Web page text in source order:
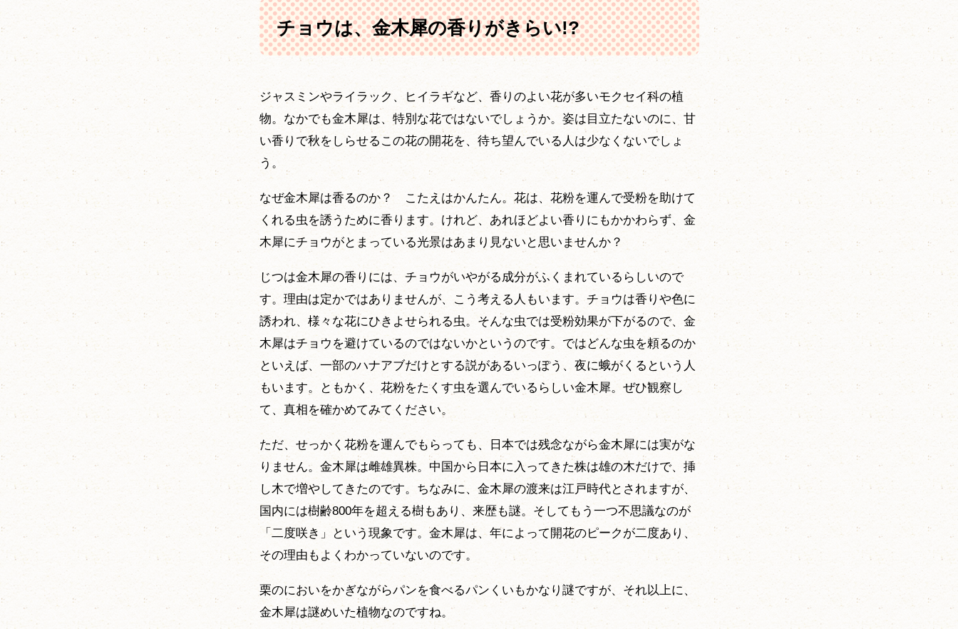
チョウは、金木犀の香りがきらい!?
ジャスミンやライラック、ヒイラギなど、香りのよい花が多いモクセイ科の植
物。なかでも金木犀は、特別な花ではないでしょうか。姿は目立たないのに、甘
い香りで秋をしらせるこの花の開花を、待ち望んでいる人は少なくないでしょ
う。
なぜ金木犀は香るのか？ こたえはかんたん。花は、花粉を運んで受粉を助けて
くれる虫を誘うために香ります。けれど、あれほどよい香りにもかかわらず、金
木犀にチョウがとまっている光景はあまり見ないと思いませんか？
じつは金木犀の香りには、チョウがいやがる成分がふくまれているらしいので
す。理由は定かではありませんが、こう考える人もいます。チョウは香りや色に
誘われ、様々な花にひきよせられる虫。そんな虫では受粉効果が下がるので、金
木犀はチョウを避けているのではないかというのです。ではどんな虫を頼るのか
といえば、一部のハナアブだけとする説があるいっぽう、夜に蛾がくるという人
もいます。ともかく、花粉をたくす虫を選んでいるらしい金木犀。ぜひ観察し
て、真相を確かめてみてください。
ただ、せっかく花粉を運んでもらっても、日本では残念ながら金木犀には実がな
りません。金木犀は雌雄異株。中国から日本に入ってきた株は雄の木だけで、挿
し木で増やしてきたのです。ちなみに、金木犀の渡来は江戸時代とされますが、
国内には樹齢800年を超える樹もあり、来歴も謎。そしてもう一つ不思議なのが
「二度咲き」という現象です。金木犀は、年によって開花のピークが二度あり、
その理由もよくわかっていないのです。
栗のにおいをかぎながらパンを食べるパンくいもかなり謎ですが、それ以上に、
金木犀は謎めいた植物なのですね。